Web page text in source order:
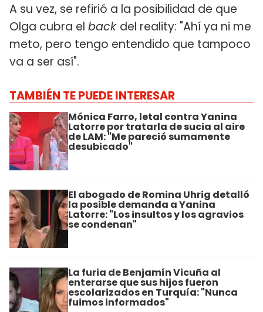
A su vez, se refirió a la posibilidad de que
Olga cubra el back del reality: "Ahí ya ni me
meto, pero tengo entendido que tampoco
va a ser así".
TAMBIÉN TE PUEDE INTERESAR
Mónica Farro, letal contra Yanina
Latorre por tratarla de sucia al aire
de LAM: "Me pareció sumamente
desubicado"
El abogado de Romina Uhrig detalló
la posible demanda a Yanina
Latorre: "Los insultos y los agravios
se condenan"
La furia de Benjamín Vicuña al
enterarse que sus hijos fueron
escolarizados en Turquía: "Nunca
fuimos informados"